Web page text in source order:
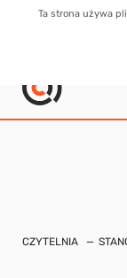
Ta strona używa
CZYTELNIA